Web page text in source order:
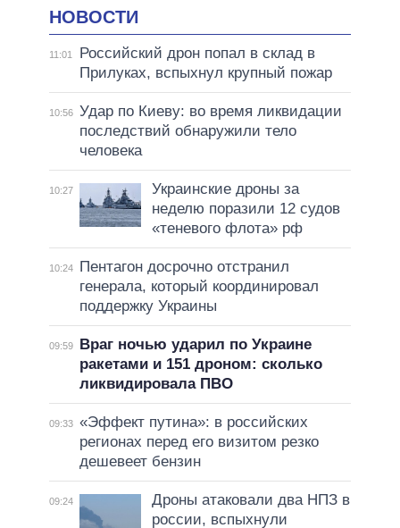
НОВОСТИ
11:01
Российский дрон попал в склад в
Прилуках, вспыхнул крупный пожар
10:56 Удар по Киеву: во время ликвидации
последствий обнаружили тело
человека
10:27
Украинские дроны за
неделю поразили 12 судов
«теневого флота» рф
10:24
Пентагон досрочно отстранил
генерала, который координировал
поддержку Украины
09:59
Враг ночью ударил по Украине
ракетами и 151 дроном: сколько
ликвидировала ПВО
09:33 «Эффект путина»: в российских
регионах перед его визитом резко
дешевеет бензин
09:24
Дроны атаковали два НПЗ в
россии, вспыхнули